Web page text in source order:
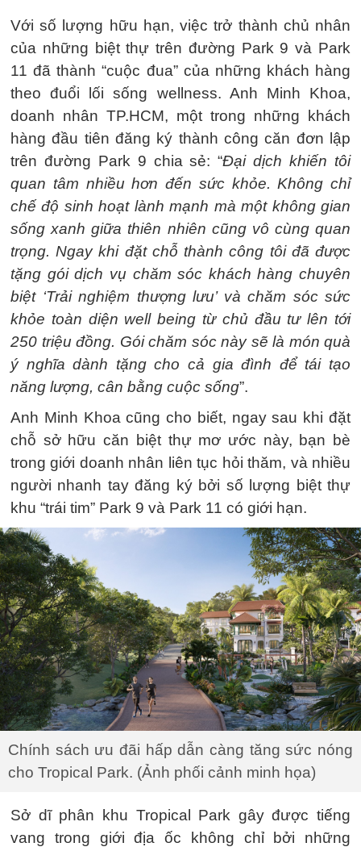
Với số lượng hữu hạn, việc trở thành chủ nhân
của những biệt thự trên đường Park 9 và Park
11 đã thành “cuộc đua” của những khách hàng
theo đuổi lối sống wellness. Anh Minh Khoa,
doanh nhân TP.HCM, một trong những khách
hàng đầu tiên đăng ký thành công căn đơn lập
trên đường Park 9 chia sẻ: “Đại dịch khiến tôi
quan tâm nhiều hơn đến sức khỏe. Không chỉ
chế độ sinh hoạt lành mạnh mà một không gian
sống xanh giữa thiên nhiên cũng vô cùng quan
trọng. Ngay khi đặt chỗ thành công tôi đã được
tặng gói dịch vụ chăm sóc khách hàng chuyên
biệt ‘Trải nghiệm thượng lưu’ và chăm sóc sức
khỏe toàn diện well being từ chủ đầu tư lên tới
250 triệu đồng. Gói chăm sóc này sẽ là món quà
ý nghĩa dành tặng cho cả gia đình để tái tạo
năng lượng, cân bằng cuộc sống”.
Anh Minh Khoa cũng cho biết, ngay sau khi đặt
chỗ sở hữu căn biệt thự mơ ước này, bạn bè
trong giới doanh nhân liên tục hỏi thăm, và nhiều
người nhanh tay đăng ký bởi số lượng biệt thự
khu “trái tim” Park 9 và Park 11 có giới hạn.
Chính sách ưu đãi hấp dẫn càng tăng sức nóng
cho Tropical Park. (Ảnh phối cảnh minh họa)
Sở dĩ phân khu Tropical Park gây được tiếng
vang trong giới địa ốc không chỉ bởi những